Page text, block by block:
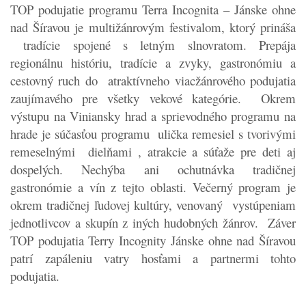
TOP podujatie programu Terra Incognita – Jánske ohne
nad Šíravou je multižánrovým festivalom, ktorý prináša
tradície spojené s letným slnovratom. Prepája
regionálnu históriu, tradície a zvyky, gastronómiu a
cestovný ruch do atraktívneho viacžánrového podujatia
zaujímavého pre všetky vekové kategórie. Okrem
výstupu na Viniansky hrad a sprievodného programu na
hrade je súčasťou programu ulička remesiel s tvorivými
remeselnými dielňami , atrakcie a súťaže pre deti aj
dospelých. Nechýba ani ochutnávka tradičnej
gastronómie a vín z tejto oblasti. Večerný program je
okrem tradičnej ľudovej kultúry, venovaný vystúpeniam
jednotlivcov a skupín z iných hudobných žánrov. Záver
TOP podujatia Terry Incognity Jánske ohne nad Šíravou
patrí zapáleniu vatry hosťami a partnermi tohto
podujatia.